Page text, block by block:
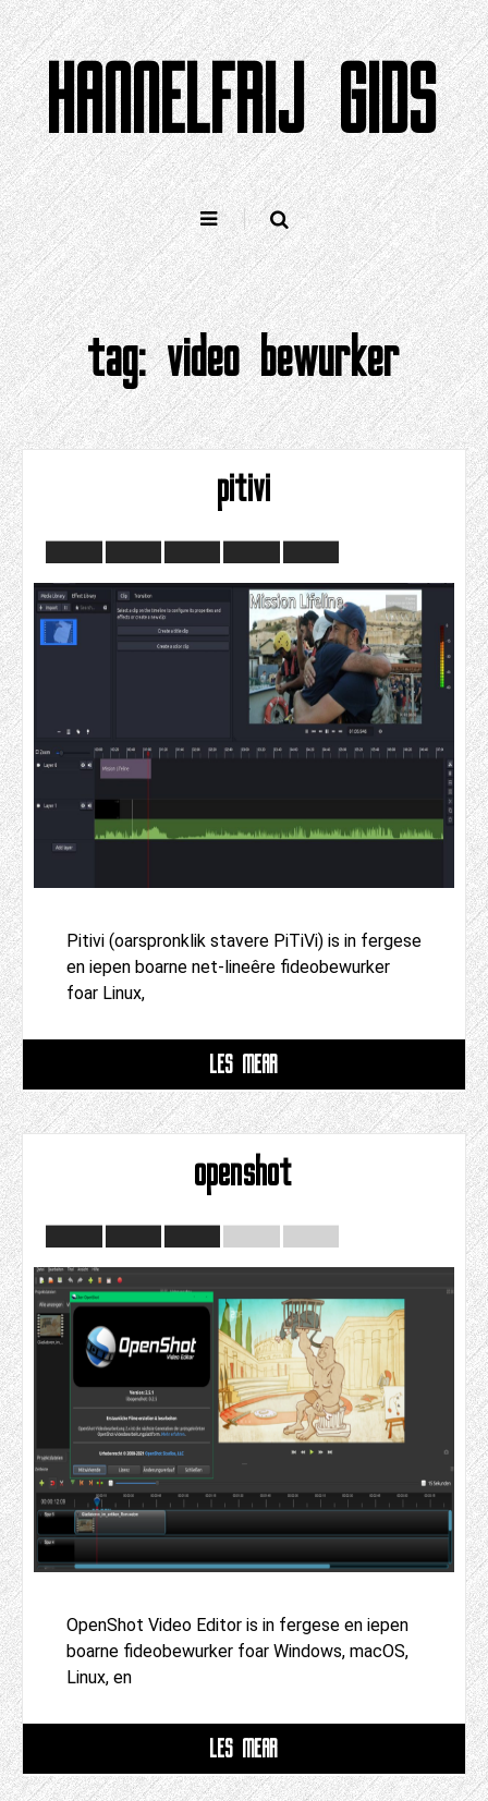
Gean
nei
ynhâld HANNELFRIJ GIDS
tag:video bewurker
pitivi
Pitivi (oarspronklik stavere PiTiVi) is in fergese
en iepen boarne net-lineêre fideobewurker
foar Linux,
LÊS MEAR
openshot
OpenShot Video Editor is in fergese en iepen
boarne fideobewurker foar Windows, macOS,
Linux, en
LÊS MEAR